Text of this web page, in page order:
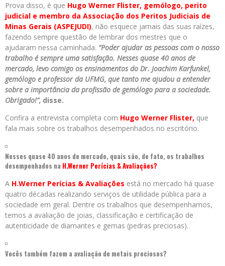
Prova disso, é que Hugo Werner Flister, gemólogo, perito
judicial e membro da Associação dos Peritos Judiciais de
Minas Gerais (ASPEJUDI), não esquece jamais das suas raízes,
fazendo sempre questão de lembrar dos mestres que o
ajudaram nessa caminhada. “Poder ajudar as pessoas com o nosso
trabalho é sempre uma satisfação. Nesses quase 40 anos de
mercado, levo comigo os ensinamentos do Dr. Joachim Karfunkel,
gemólogo e professor da UFMG, que tanto me ajudou a entender
sobre a importância da profissão de gemólogo para a sociedade.
Obrigado!”, disse.
Confira a entrevista completa com Hugo Werner Flister, que
fala mais sobre os trabalhos desempenhados no escritório.
Nesses quase 40 anos de mercado, quais são, de fato, os trabalhos
desempenhados na H.Werner Perícias & Avaliações?
A H.Werner Perícias & Avaliações está no mercado há quase
quatro décadas realizando serviços de utilidade pública para a
sociedade em geral. Dentre os trabalhos que desempenhamos,
temos a avaliação de joias, classificação e certificação de
autenticidade de diamantes e gemas (pedras preciosas).
Vocês também fazem a avaliação de metais preciosos?